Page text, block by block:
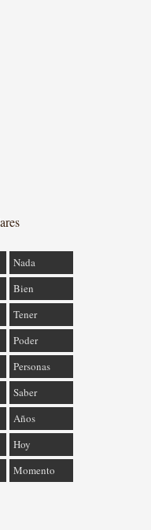
Nada
Bien
Tener
Poder
Personas
Saber
Años
Hoy
Momento